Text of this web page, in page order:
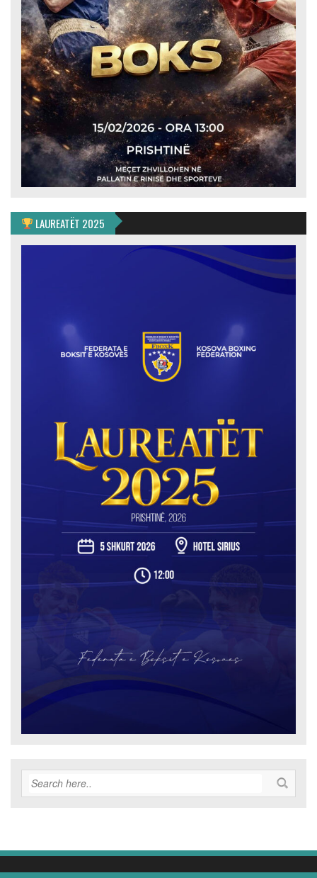
LAUREATËT 2025